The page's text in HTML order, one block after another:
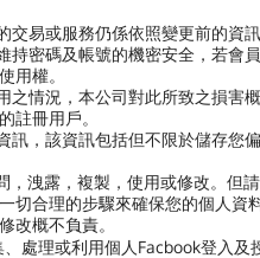
易或服務仍係依照變更前的資訊
持密碼及帳號的機密安全，若會
用權。
情況，本公司對此所致之損害概
註冊用戶。
訊，該資訊包括但不限於儲存您
洩露，複製，使用或修改。但
切合理的步驟來確保您的個人資
改概不負責。
處理或利用個人Facbook登入及